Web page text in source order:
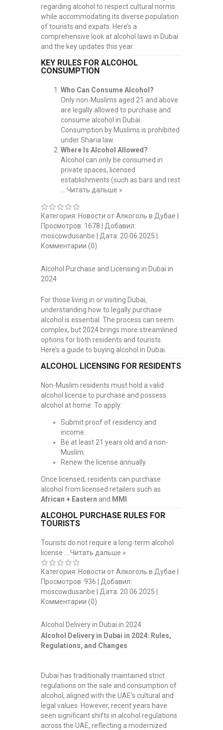
regarding alcohol to respect cultural norms
while accommodating its diverse population
of tourists and expats. Here’s a
comprehensive look at alcohol laws in Dubai
and the key updates this year.
KEY RULES FOR ALCOHOL
CONSUMPTION
Who Can Consume Alcohol?
Only non-Muslims aged 21 and above
are legally allowed to purchase and
consume alcohol in Dubai.
Consumption by Muslims is prohibited
under Sharia law.
Where Is Alcohol Allowed?
Alcohol can only be consumed in
private spaces, licensed
establishments (such as bars and rest
Читать дальше »
Категория: Новости от Алкоголь в Дубае
Просмотров: 1678
Добавил:
moscowdusanbe
Дата: 20.06.2025
Комментарии (0)
Alcohol Purchase and Licensing in Dubai in
2024
For those living in or visiting Dubai,
understanding how to legally purchase
alcohol is essential. The process can seem
complex, but 2024 brings more streamlined
options for both residents and tourists.
Here’s a guide to buying alcohol in Dubai.
ALCOHOL LICENSING FOR RESIDENTS
Non-Muslim residents must hold a valid
alcohol license to purchase and possess
alcohol at home. To apply:
Submit proof of residency and
income.
Be at least 21 years old and a non-
Muslim.
Renew the license annually.
Once licensed, residents can purchase
alcohol from licensed retailers such as
African + Eastern and MMI
ALCOHOL PURCHASE RULES FOR
TOURISTS
Tourists do not require a long-term alcohol
license
Читать дальше »
Категория: Новости от Алкоголь в Дубае
Просмотров: 936
Добавил:
moscowdusanbe
Дата: 20.06.2025
Комментарии (0)
Alcohol Delivery in Dubai in 2024
Alcohol Delivery in Dubai in 2024: Rules,
Regulations, and Changes
Dubai has traditionally maintained strict
regulations on the sale and consumption of
alcohol, aligned with the UAE’s cultural and
legal values. However, recent years have
seen significant shifts in alcohol regulations
across the UAE, reflecting a modernized